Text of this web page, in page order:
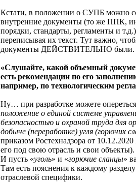
Кстати, в положении о СУПБ можно
внутренние документы (то же ППК,
порядки, стандарты, регламенты и
переписывая их текст. Тут важно,
документы ДЕЙСТВИТЕЛЬНО были.
«Слушайте, какой объемный
есть рекомендации по его
например, по технологическим
Ну… при разработке можете
положение о единой системе
безопасностью и охраной труда для
добыче (переработке) угля (горючих
приказом Ростехнадзора от
его под свою отрасль и свои объекты).
И пусть «уголь» и «горючие сланцы»
Там есть пояснения к каждому разделу
отраслевой специфики.